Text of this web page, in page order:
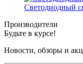
Светодиодный
Производители
Будьте в курсе!
Новости, обзоры и